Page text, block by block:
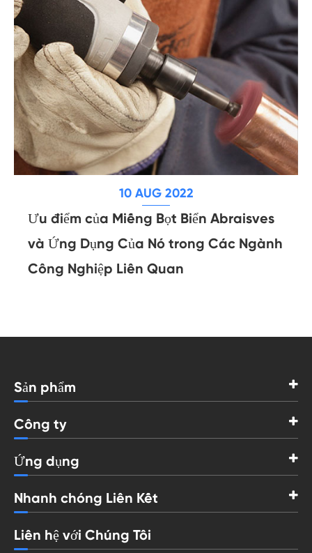
10 AUG 2022
Ưu điểm của Miếng Bọt Biển Abraisves
và Ứng Dụng Của Nó trong Các Ngành
Công Nghiệp Liên Quan
Sản phẩm
Công ty
Ứng dụng
Nhanh chóng Liên Kết
Liên hệ với Chúng Tôi